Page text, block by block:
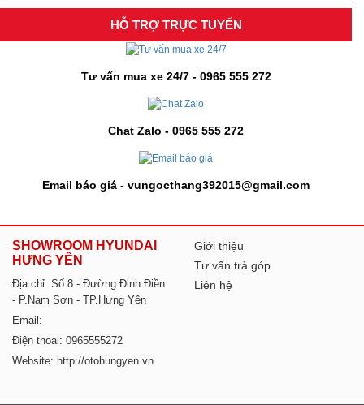
HỖ TRỢ TRỰC TUYẾN
Tư vấn mua xe 24/7 - 0965 555 272
Chat Zalo - 0965 555 272
Email báo giá - vungocthang392015@gmail.com
SHOWROOM HYUNDAI
HƯNG YÊN
Địa chỉ: Số 8 - Đường Đinh Điền
- P.Nam Sơn - TP.Hưng Yên
Email:
Điện thoại: 0965555272
Website: http://otohungyen.vn
Giới thiệu
Tư vấn trả góp
Liên hệ